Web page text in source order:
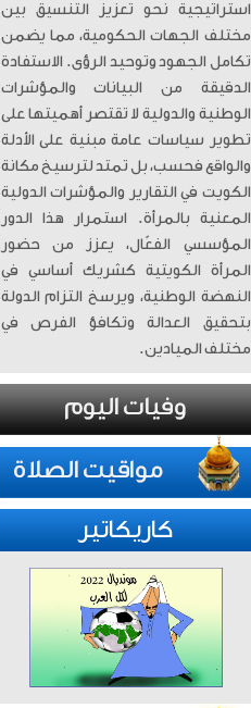
استراتيجية نحو تعزيز التنسيق بين
مختلف الجهات الحكومية، مما يضمن
تكامل الجهود وتوحيد الرؤى. الاستفادة
الدقيقة من البيانات والمؤشرات
الوطنية والدولية لا تقتصر أهميتها على
تطوير سياسات عامة مبنية على الأدلة
والواقع فحسب، بل تمتد لترسيخ مكانة
الكويت في التقارير والمؤشرات الدولية
المعنية بالمرأة. ​ استمرار هذا الدور
المؤسسي الفعّال، يعزز من حضور
المرأة الكويتية كشريك أساسي في
النهضة الوطنية، ويرسخ التزام الدولة
بتحقيق العدالة وتكافؤ الفرص في
مختلف الميادين.
كاريكاتير